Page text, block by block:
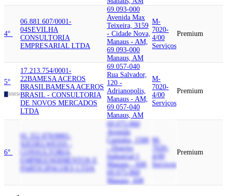
4°
06.881.607/0001-
04SEVILHA
CONSULTORIA
EMPRESARIAL LTDA
69.093-000
Avenida Max
Teixeira, 3159
- Cidade Nova,
Manaus - AM,
69.093-000
Manaus, AM
M-
7020-
4/00
Serviços
Premium
5°
17.213.754/0001-
22BAMESA ACEROS
BRASILBAMESA ACEROS
BRASIL - CONSULTORIA
DE NOVOS MERCADOS
LTDA
69.057-040
Rua Salvador,
120 -
Adrianopolis,
Manaus - AM,
69.057-040
Manaus, AM
M-
7020-
4/00
Serviços
Premium
6°
01.352.870/0001-
EDELWEISS -
CONSULTORIA,
EMPREENDIMENTOS E
PARTICIPACOES LTDA
69.075-060
Avenida
Cupiuba, 1500
- Distrito
Industrial I,
Manaus - AM,
69.075-060
Manaus, AM
M-
7020-
4/00
Serviços
Premium